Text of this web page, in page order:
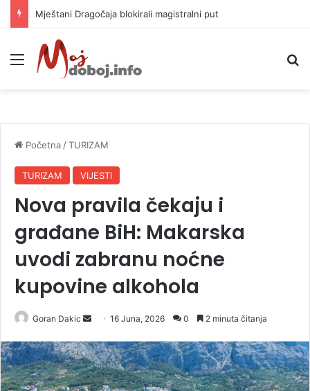
Helikopter ponovo gasi vatru u selima kod Trebinja
Meni
Početna /TURIZAM
TURIZAM VIJESTI
Nova pravila čekaju i
građane BiH: Makarska
uvodi zabranu noćne
kupovine alkohola
Goran Dakic
n
d
a
16 Juna, 2026 0 2 minuta čitanja